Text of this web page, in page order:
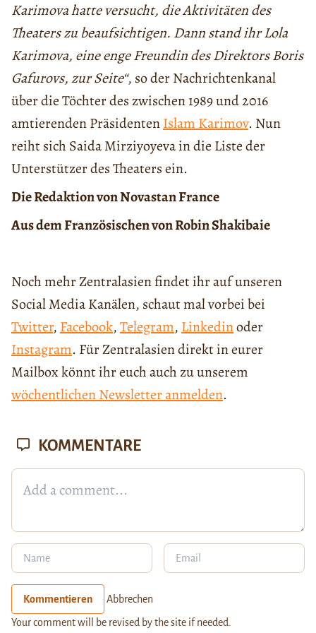
Karimova hatte versucht, die Aktivitäten des
Theaters zu beaufsichtigen. Dann stand ihr Lola
Karimova, eine enge Freundin des Direktors Boris
Gafurovs, zur Seite“, so der Nachrichtenkanal
über die Töchter des zwischen 1989 und 2016
amtierenden PräsidentenIslam Karimov. Nun
reiht sich Saida Mirziyoyeva in die Liste der
Unterstützer des Theaters ein.
Die Redaktion von Novastan France
Aus dem Französischen von Robin Shakibaie
Noch mehr Zentralasien findet ihr auf unseren
Social Media Kanälen, schaut mal vorbei bei
Twitter, Facebook,Telegram, Linkedinoder
Instagram. Für Zentralasien direkt in eurer
Mailbox könnt ihr euch auch zu unserem
wöchentlichen Newsletter anmelden.
KOMMENTARE
Kommentieren Abbrechen
Your comment will be revised by the site if needed.